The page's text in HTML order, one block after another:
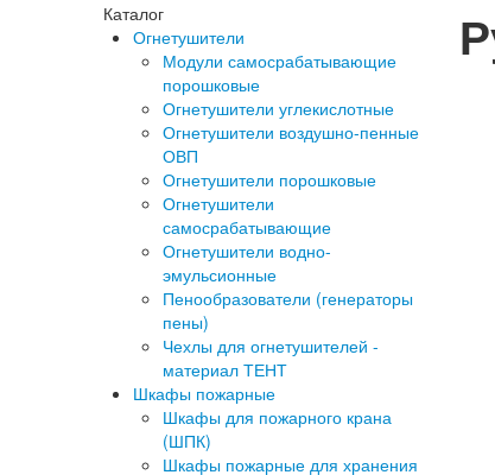
Каталог
Огнетушители
Модули самосрабатывающие
порошковые
Огнетушители углекислотные
Огнетушители воздушно-пенные
ОВП
Огнетушители порошковые
Огнетушители
самосрабатывающие
Огнетушители водно-
эмульсионные
Пенообразователи (генераторы
пены)
Чехлы для огнетушителей -
материал ТЕНТ
Шкафы пожарные
Шкафы для пожарного крана
(ШПК)
Шкафы пожарные для хранения